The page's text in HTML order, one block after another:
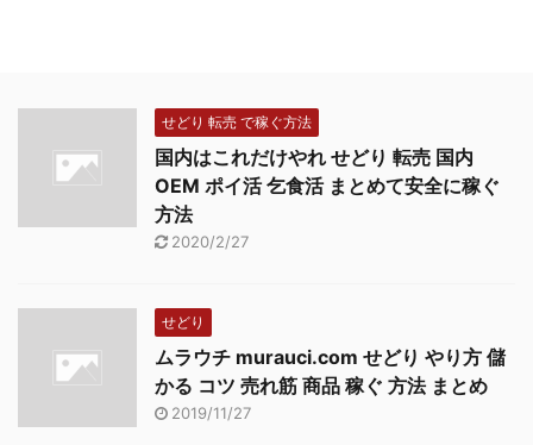
せどり 転売 で稼ぐ方法
国内はこれだけやれ せどり 転売 国内
OEM ポイ活 乞食活 まとめて安全に稼ぐ
方法
2020/2/27
せどり
ムラウチ murauci.com せどり やり方 儲
かる コツ 売れ筋 商品 稼ぐ 方法 まとめ
2019/11/27